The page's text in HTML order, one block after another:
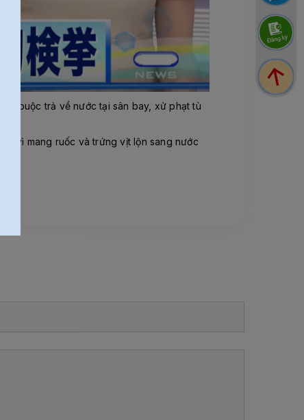
buộc trả về nước tại sân bay, xử phạt tù
vì mang ruốc và trứng vịt lộn sang nước